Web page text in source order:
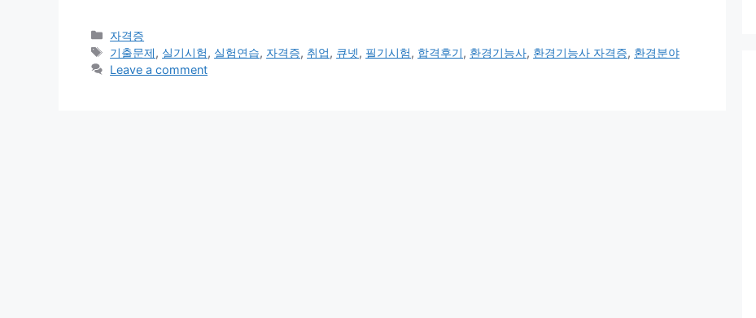
Categories
자격증
Tags
기출문제, 실기시험, 실험연습, 자격증, 취업, 큐넷, 필기시험, 합격후기, 환경기능사, 환경기능사 자격증, 환경분야
Leave a comment